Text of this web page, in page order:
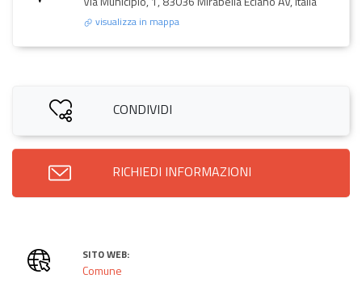
visualizza in mappa
CONDIVIDI
RICHIEDI INFORMAZIONI
SITO WEB:
Comune